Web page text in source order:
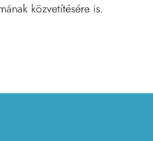
közvetítésére is.